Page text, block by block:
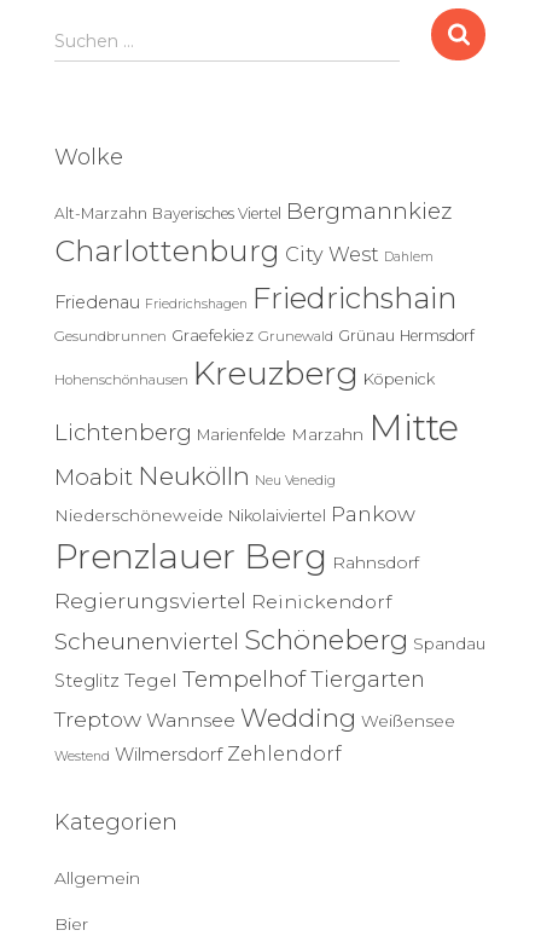
S
u
n
a
c
:
Suchen …
Wolke
Alt-Marzahn Bayerisches Viertel Bergmannkiez
Charlottenburg City West Dahlem
Friedenau Friedrichshagen Friedrichshain
Gesundbrunnen Graefekiez Grunewald Grünau Hermsdorf
Hohenschönhausen Kreuzberg Köpenick
Lichtenberg Marienfelde Marzahn Mitte
Moabit Neukölln Neu Venedig
Niederschöneweide Nikolaiviertel Pankow
Prenzlauer Berg Rahnsdorf
Regierungsviertel Reinickendorf
Scheunenviertel Schöneberg Spandau
Steglitz Tegel TempelhofTiergarten
Treptow Wannsee Wedding Weißensee
Westend Wilmersdorf Zehlendorf
Kategorien
Allgemein
Bier